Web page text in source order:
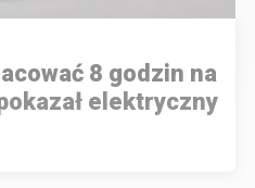
8 godzin na
elektryczny